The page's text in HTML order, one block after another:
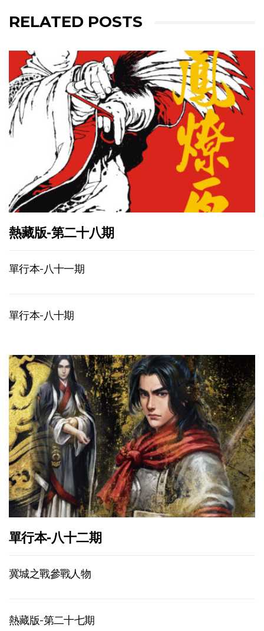
RELATED POSTS
熱藏版-第二十八期
單行本-八十一期
單行本-八十期
單行本-八十二期
冀城之戰參戰人物
熱藏版-第二十七期